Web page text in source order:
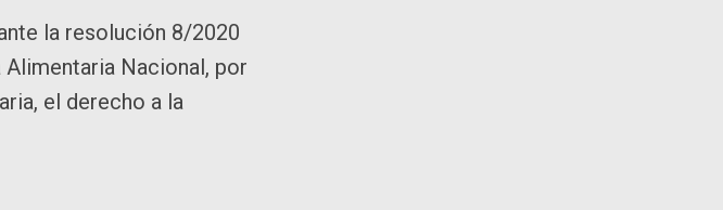
la resolución 8/2020
Nacional, por
el derecho a la